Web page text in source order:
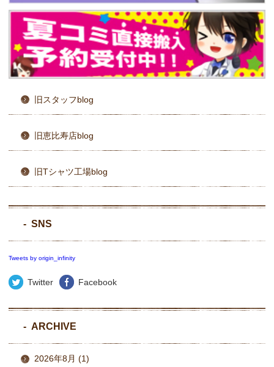
旧スタッフblog
旧恵比寿店blog
旧Tシャツ工場blog
SNS
Tweets by origin_infinity
Twitter Facebook
ARCHIVE
2026年8月 (1)